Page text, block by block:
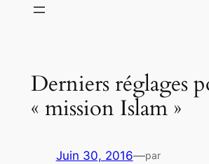
Derniers réglages
« mission Islam »
Juin 30, 2016—par